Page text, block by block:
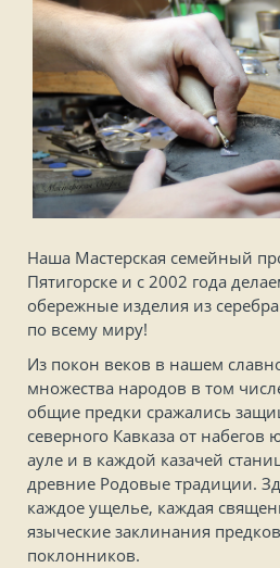
Наша Мастерская семейный
Пятигорске и с 2002 года
обережные изделия из
по всему миру!
Из покон веков в нашем
множества народов в том
общие предки сражались
северного Кавказа от
ауле и в каждой казачей
древние Родовые традиции.
каждое ущелье, каждая
языческие заклинания
поклонников.